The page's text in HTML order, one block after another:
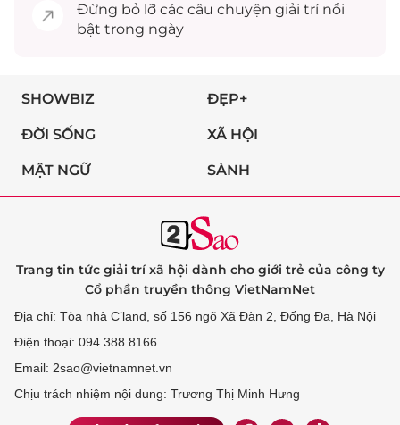
Đừng bỏ lỡ các câu chuyện giải trínổi
bật trong ngày
SHOWBIZ ĐẸP+
ĐỜI SỐNG XÃ HỘI
MẬT NGỮ SÀNH
Trang tin tức giải trí xã hội dành cho giới trẻ của công ty
Cổ phần truyền thông VietNamNet
Địa chỉ: Tòa nhà C’land, số 156 ngõ Xã Đàn 2, Đống Đa, Hà Nội
Điện thoại: 094 388 8166
Email: 2sao@vietnamnet.vn
Chịu trách nhiệm nội dung: Trương Thị Minh Hưng